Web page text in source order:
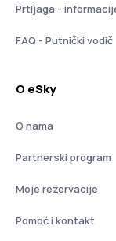
Prtljaga -
FAQ - Putnički vodič
O eSky
O nama
Partnerski program
Moje rezervacije
Pomoć i kontakt